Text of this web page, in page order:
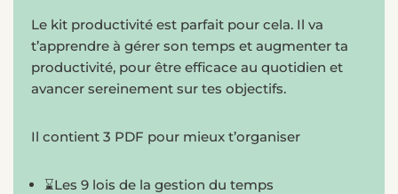
Le kit productivité est parfait pour cela. Il va
t’apprendre à gérer son temps et augmenter ta
productivité, pour être efficace au quotidien et
avancer sereinement sur tes objectifs.
Il contient 3 PDF pour mieux t’organiser
⌛Les 9 lois de la gestion du temps